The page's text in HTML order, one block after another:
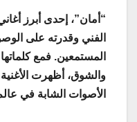
“أمان”، إحدى أبرز
الفني وقدرته على
المستمعين. فمع
والشوق، أظهرت
الأصوات الشابة في